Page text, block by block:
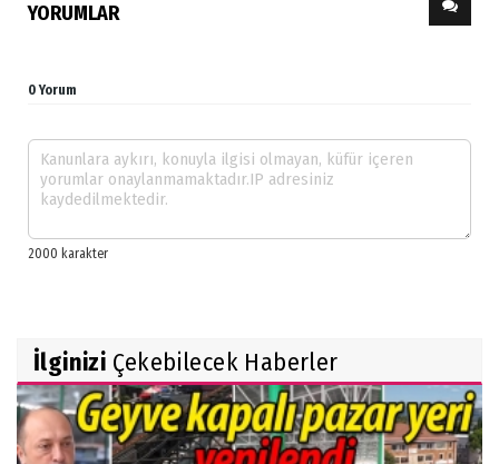
YORUMLAR
0 Yorum
İlginizi Çekebilecek Haberler